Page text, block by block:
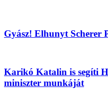
Gyász! Elhunyt Scherer
Karikó Katalin is segíti
miniszter munkáját